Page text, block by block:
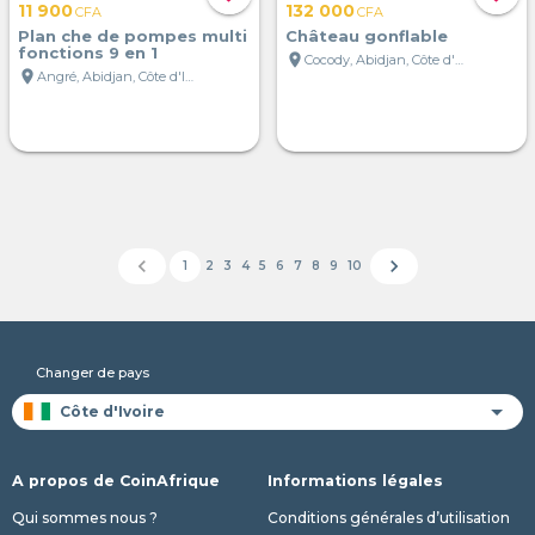
11 900CFA
Plan che de pompes multi
fonctions 9 en 1
location_on
Angré, Abidjan, Côte d'Ivoire
132 000CFA
Château gonflable
location_on
Cocody, Abidjan, Côte d'Ivoire
chevron_left 1 2 3 4 5 6 7 8 9 10 chevron_right
Changer de pays
A propos de CoinAfrique
Qui sommes nous ?
Informations légales
Conditions générales d’utilisation